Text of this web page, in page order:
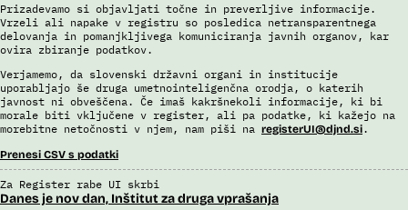
Prizadevamo si objavljati točne in preverljive informacije.
Vrzeli ali napake v registru so posledica netransparentnega
delovanja in pomanjkljivega komuniciranja javnih organov, kar
ovira zbiranje podatkov.
Verjamemo, da slovenski državni organi in institucije
uporabljajo še druga umetnointeligenčna orodja, o katerih
javnost ni obveščena. Če imaš kakršnekoli informacije, ki bi
morale biti vključene v register, ali pa podatke, ki kažejo na
morebitne netočnosti v njem, nam piši na registerUI@djnd.si.
Prenesi CSV s podatki
Za Register rabe UI skrbi
Danes je nov dan, Inštitut za druga vprašanja